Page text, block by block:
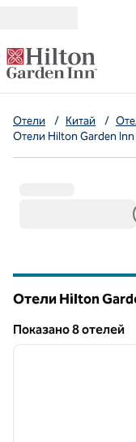
Отели / Китай /
Отели Hilton Garden
Отели Hilton
Показанo 8 отелей
Показанo 8 отелей
1 из 12